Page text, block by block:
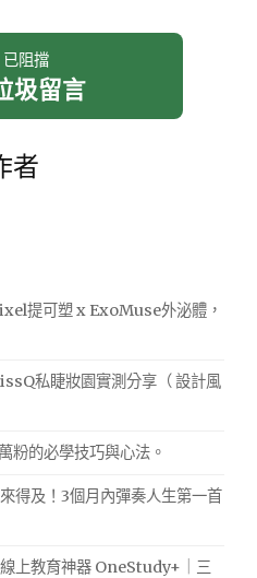
阻擋
圾留言
者
提可塑 x ExoMuse外泌體，
私睫妝園實測分享（ 設計風
粉的必學技巧與心法。
得及！3個月內彈奏人生第一首
上教育神器 OneStudy+｜三